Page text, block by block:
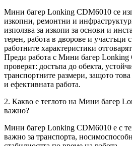
Мини багер Lonking CDM6010 се
изкопни, ремонтни и
използва за изкопи за основи и
терен, работа в дворове и участъци
работните характеристики
Преди работа с Мини багер Lonking
проверят: достъпа до обекта,
транспортните размери, защото
и ефективната работа.
2. Какво е теглото на Мини багер
важно?
Мини багер Lonking CDM6010 е с
важно за транспорта,